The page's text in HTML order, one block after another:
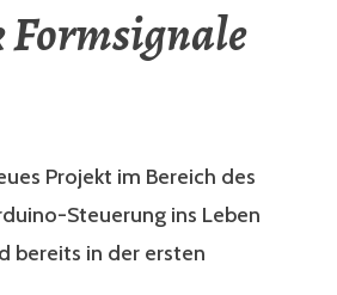
Projekt im Bereich des
Steuerung ins Leben
bereits in der ersten